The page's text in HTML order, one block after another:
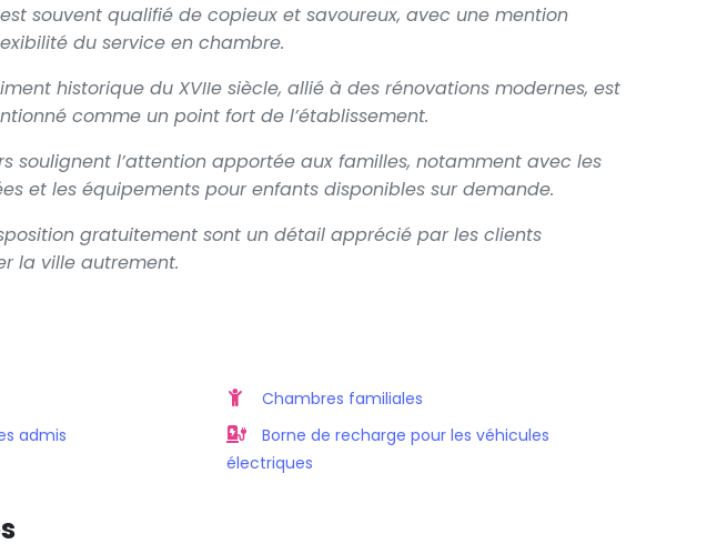
souvent qualifié de copieux et savoureux, avec une mention
du service en chambre.
historique du XVIIe siècle, allié à des rénovations modernes, est
comme un point fort de l’établissement.
soulignent l’attention apportée aux familles, notamment avec les
et les équipements pour enfants disponibles sur demande.
gratuitement sont un détail apprécié par les clients
la ville autrement.
admis
Chambres familiales
Borne de recharge pour les véhicules
électriques